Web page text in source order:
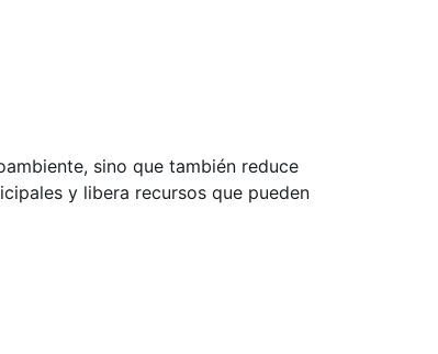
sino que también reduce
y libera recursos que pueden